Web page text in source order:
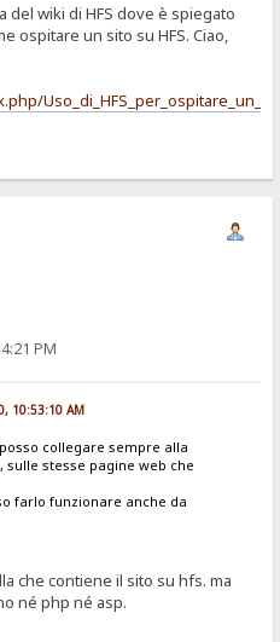
del wiki di HFS dove è spiegato
ospitare un sito su HFS. Ciao,
PM
10:53:10 AM
collegare sempre alla
stesse pagine web che
farlo funzionare anche da
che contiene il sito su hfs. ma
né php né asp.